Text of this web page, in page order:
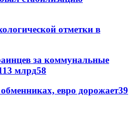
отметки в
за коммунальные
млрд58
евро дорожает39